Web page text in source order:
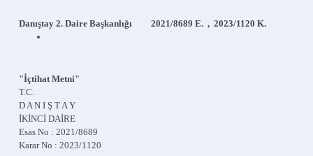
Danıştay 2. Daire Başkanlığı 2021/8689 E. , 2023/1120 K.
"İçtihat Metni"
T.C.
D A N I Ş T A Y
İKİNCİ DAİRE
Esas No : 2021/8689
Karar No : 2023/1120